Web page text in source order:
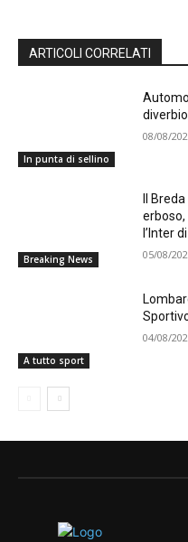
ARTICOLI CORRELATI
In punta di sellino
diverbio
08/08/
Breaking News
Il
l’Inter
05/08/
A tutto sport
04/08/